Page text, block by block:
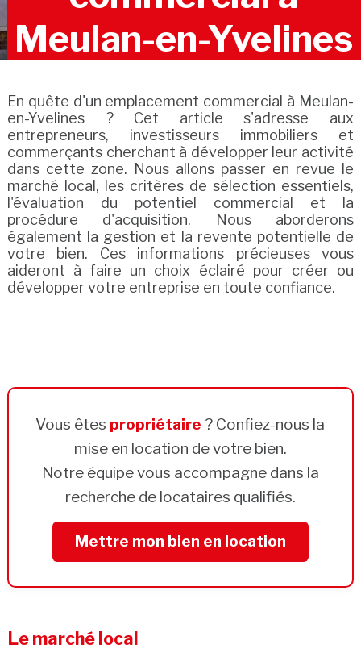
Meulan-en-Yvelines
En quête d'un emplacement commercial à Meulan-
en-Yvelines ? Cet article s'adresse aux
entrepreneurs, investisseurs immobiliers et
commerçants cherchant à développer leur activité
dans cette zone. Nous allons passer en revue le
marché local, les critères de sélection essentiels,
l'évaluation du potentiel commercial et la
procédure d'acquisition. Nous aborderons
également la gestion et la revente potentielle de
votre bien. Ces informations précieuses vous
aideront à faire un choix éclairé pour créer ou
développer votre entreprise en toute confiance.
Vous êtes propriétaire ? Confiez-nous la
mise en location de votre bien.
Notre équipe vous accompagne dans la
recherche de locataires qualifiés.
Mettre mon bien en location
Le marché local